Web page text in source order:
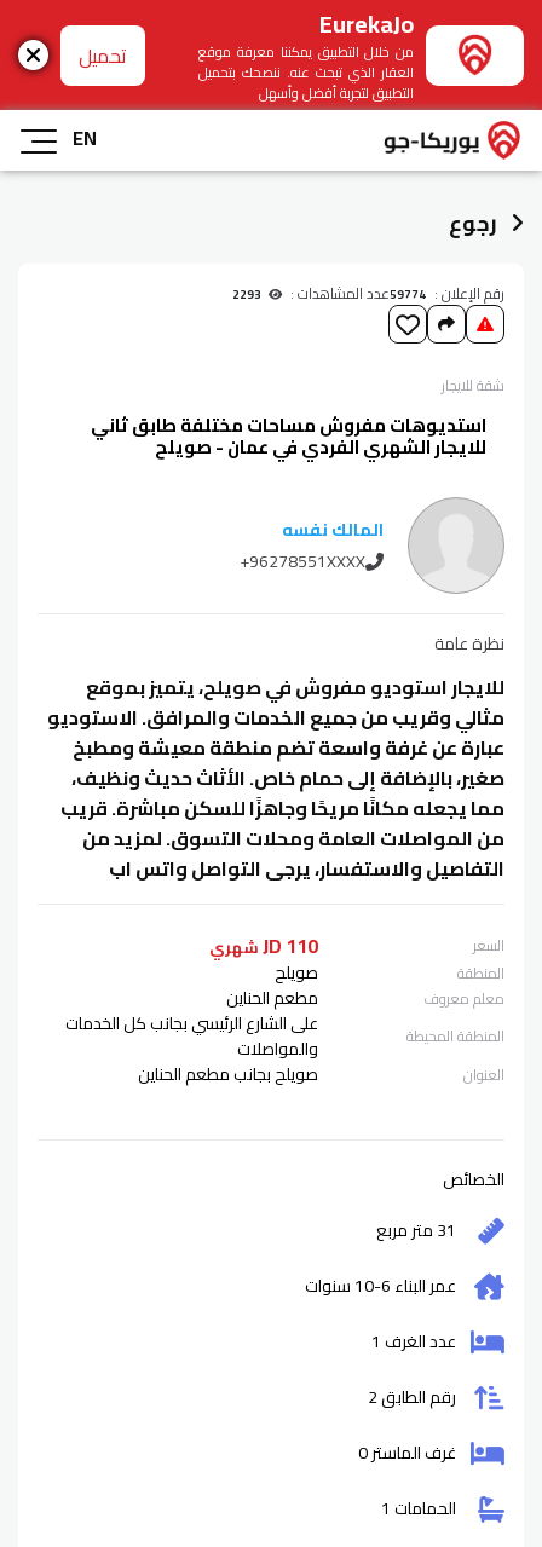
EurekaJo
من خلال التطبيق يمكننا معرفة موقع
العقار الذي تبحث عنه. ننصحك بتحميل
التطبيق لتجربة أفضل وأسهل
تحميل
EN
رجوع
رقم الإعلان : 59774عدد المشاهدات :
شقةللايجار
استديوهات مفروش مساحات مختلفة طابق ثاني
للايجار الشهري الفردي في عمان - صويلح
المالك نفسه
+96278551XXXX
نظرة عامة
للايجار استوديو مفروش في صويلح، يتميز بموقع
مثالي وقريب من جميع الخدمات والمرافق. الاستوديو
عبارة عن غرفة واسعة تضم منطقة معيشة ومطبخ
صغير، بالإضافة إلى حمام خاص. الأثاث حديث ونظيف،
مما يجعله مكانًا مريحًا وجاهزًا للسكن مباشرة. قريب
من المواصلات العامة ومحلات التسوق. لمزيد من
التفاصيل والاستفسار، يرجى التواصل واتس اب
السعر 110 JD شهري
المنطقة صويلح
معلم معروف مطعم الحناين
المنطقة المحيطة
على الشارع الرئيسي بجانب كل الخدمات
والمواصلات
العنوان صويلح بجانب مطعم الحناين
الخصائص
31 متر مربع
عمر البناء6-10
سنوات
عدد الغرف 1
رقم الطابق 2
غرف الماستر 0
الحمامات 1